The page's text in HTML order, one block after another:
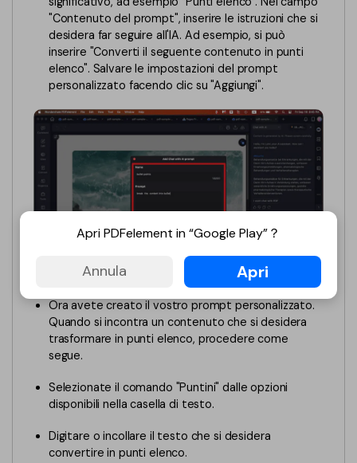
Chat con documento
AI Image Generator
PDFelement per Android
Tutorial Video
Contatta il supporto
Specifiche tecniche
Aggiornamenti
"Contenuto del prompt", inserire le istruzioni che si
desidera far seguire all'IA. Ad esempio, si può
inserire "Converti il seguente contenuto in punti
elenco". Salvare le impostazioni del prompt
personalizzato facendo clic su "Aggiungi".
impostare AI prompt mac
Ora avete creato il vostro prompt personalizzato.
Quando si incontra un contenuto che si desidera
trasformare in punti elenco, procedere come
segue.
Selezionate il comando "Puntini" dalle opzioni
disponibili nella casella di testo.
Digitare o incollare il testo che si desidera
convertire in punti elenco.
Apri PDFelement in “Google Play”？
Annula Apri